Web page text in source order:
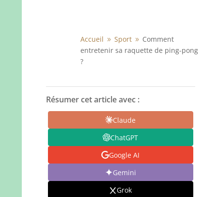
Accueil 9 Sport 9 Comment
entretenir sa raquette de ping-pong
?
Résumer cet article avec :
Claude
ChatGPT
Google AI
Gemini
Grok